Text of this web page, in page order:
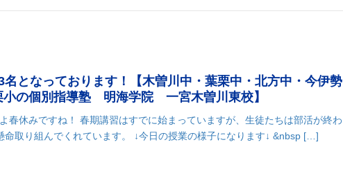
名となっております！【木曽川中・葉栗中・北方中・今伊勢
小の個別指導塾 明海学院 一宮木曽川東校】
春休みですね！ 春期講習はすでに始まっていますが、生徒たちは部活が終わ
命取り組んでくれています。 ↓今日の授業の様子になります↓ &nbsp […]